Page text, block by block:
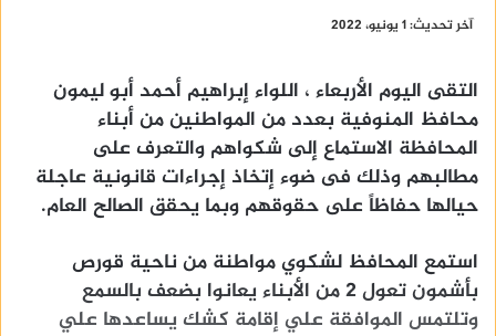
آخر تحديث: 1 يونيو، 2022
التقى اليوم الأربعاء ، اللواء إبراهيم أحمد أبو ليمون
محافظ المنوفية بعدد من المواطنين من أبناء
المحافظة الاستماع إلى شكواهم والتعرف على
مطالبهم وذلك فى ضوء إتخاذ إجراءات قانونية عاجلة
حيالها حفاظاً على حقوقهم وبما يحقق الصالح العام.
استمع المحافظ لشكوي مواطنة من ناحية قورص
بأشمون تعول 2 من الأبناء يعانوا بضعف بالسمع
وتلتمس الموافقة علي إقامة كشك يساعدها علي